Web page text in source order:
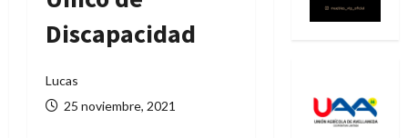
Discapacidad
Lucas
25 noviembre, 2021